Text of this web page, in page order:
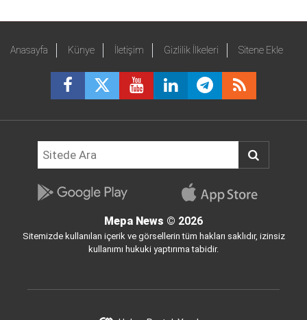
Anasayfa Künye İletişim Gizlilik İlkeleri Sitene Ekle
Mepa News © 2026
Sitemizde kullanılan içerik ve görsellerin tüm hakları saklıdır, izinsiz
kullanımı hukuki yaptırıma tabidir.